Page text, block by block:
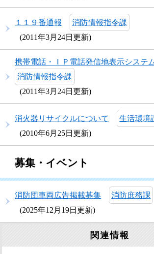
１１９番通報
消防情報指令課
2011年3月24日更新
携帯電話・ＩＰ電話発信地表示システ
消防情報指令課
2011年3月24日更新
消火器リサイクルについて
生活環境
2010年6月25日更新
募集・イベント
消防団車両広告掲載募集
消防庶務課
2025年12月19日更新
関連情報